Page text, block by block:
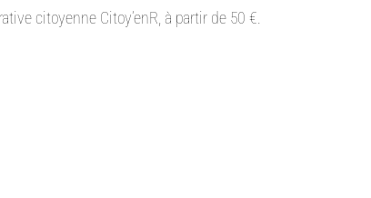
citoyenne Citoy’enR, à partir de 50 €.